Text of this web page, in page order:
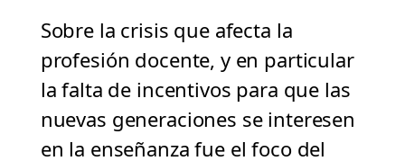
Sobre la crisis que afecta la
profesión docente, y en particular
la falta de incentivos para que las
nuevas generaciones se interesen
en la enseñanza fue el foco del